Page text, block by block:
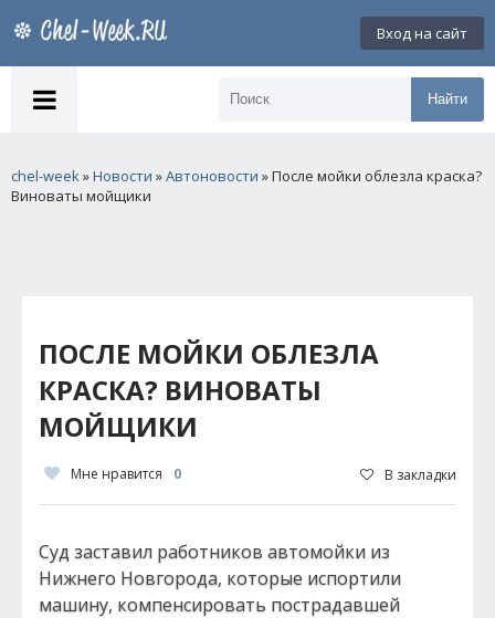
Вход на сайт
Найти
chel-week»Новости »Автоновости » После мойки облезла краска?
Виноваты мойщики
ПОСЛЕ МОЙКИ ОБЛЕЗЛА
КРАСКА? ВИНОВАТЫ
МОЙЩИКИ
Мне нравится 0 В закладки
Суд заставил работников автомойки из
Нижнего Новгорода, которые испортили
машину, компенсировать пострадавшей